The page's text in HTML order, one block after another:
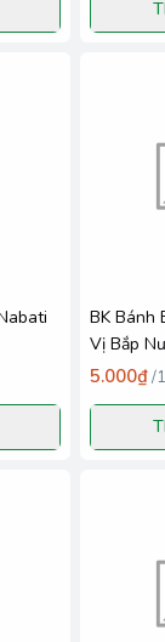
BK Bánh
Vị Bắp
5.000₫/